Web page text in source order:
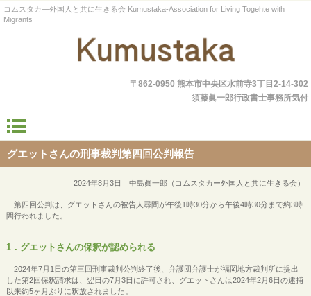
コムスタカ―外国人と共に生きる会 Kumustaka-Association for Living Togehte with
Migrants
〒862-0950 熊本市中央区水前寺3丁目2-14-302
須藤眞一郎行政書士事務所気付
グエットさんの刑事裁判第四回公判報告
2024年8月3日 中島眞一郎（コムスタカー外国人と共に生きる会）
第四回公判は、グエットさんの被告人尋問が午後1時30分から午後4時30分まで約3時
間行われました。
1．グエットさんの保釈が認められる
2024年7月1日の第三回刑事裁判公判終了後、弁護団弁護士が福岡地方裁判所に提出
した第2回保釈請求は、翌日の7月3日に許可され、グエットさんは2024年2月6日の逮捕
以来約5ヶ月ぶりに釈放されました。